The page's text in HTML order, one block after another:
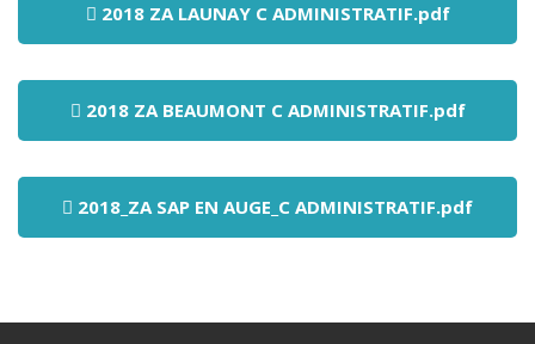
2018 ZA LAUNAY C ADMINISTRATIF.pdf
2018 ZA BEAUMONT C ADMINISTRATIF.pdf
2018_ZA SAP EN AUGE_C ADMINISTRATIF.pdf